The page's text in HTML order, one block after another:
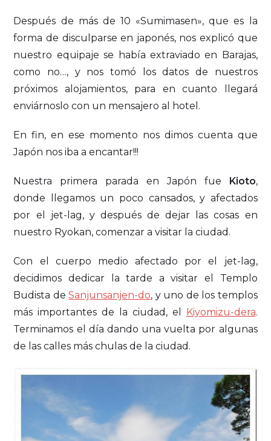
Después de más de 10 «Sumimasen», que es la
forma de disculparse en japonés, nos explicó que
nuestro equipaje se había extraviado en Barajas,
como no…, y nos tomó los datos de nuestros
próximos alojamientos, para en cuanto llegará
enviárnoslo con un mensajero al hotel.
En fin, en ese momento nos dimos cuenta que
Japón nos iba a encantar!!!
Nuestra primera parada en Japón fue Kioto,
donde llegamos un poco cansados, y afectados
por el jet-lag, y después de dejar las cosas en
nuestro Ryokan, comenzar a visitar la ciudad.
Con el cuerpo medio afectado por el jet-lag,
decidimos dedicar la tarde a visitar el Templo
Budista deSanjunsanjen-do, y uno de los templos
más importantes de la ciudad, el
Kiyomizu-dera.
Terminamos el día dando una vuelta por algunas
de las calles más chulas de la ciudad.